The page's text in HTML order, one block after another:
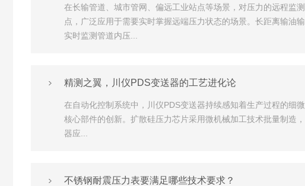
在长输管道、城市管网、偏远工业站点等场景，对压力的远程监
点，广泛应用于需要实时掌握远端压力状态的场景。​长距离输油
实时监测管道内压...
精测之翼，川仪PDS变送器的工艺进化论
在自动化控制系统中，川仪PDS变送器持续感知着生产过程的细
核心部件的创新。扩散硅压力芯片采用微机械加工技术批量制造
器应...
不锈钢耐震压力表要满足哪些技术要求？